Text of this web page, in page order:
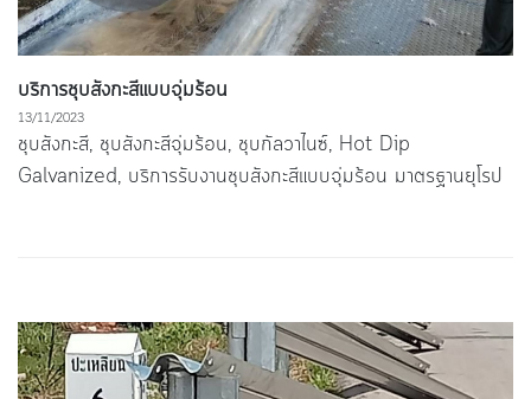
บริการชุบสังกะสีแบบจุ่มร้อน
13/11/2023
ชุบสังกะสี, ชุบสังกะสีจุ่มร้อน, ชุบกัลวาไนซ์, Hot Dip
Galvanized, บริการรับงานชุบสังกะสีแบบจุ่มร้อน มาตรฐานยุโรป